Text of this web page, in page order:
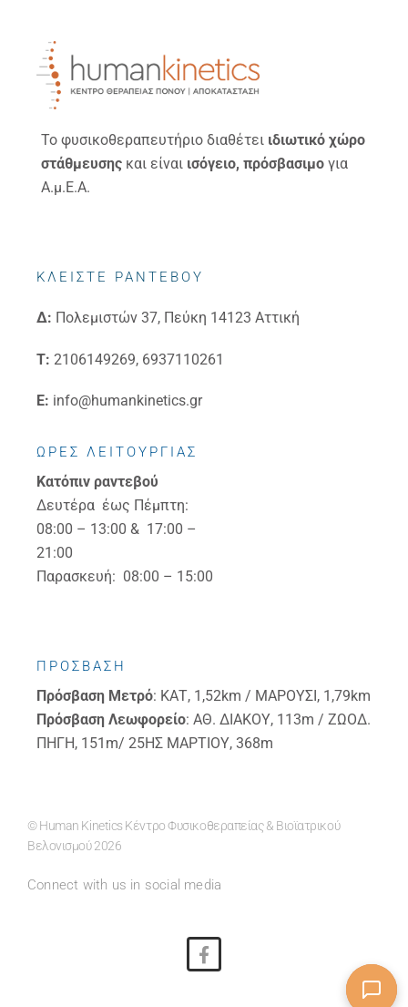
Το φυσικοθεραπευτήριο διαθέτει ιδιωτικό χώρο
στάθμευσης και είναι ισόγειο, πρόσβασιμο για
Α.μ.Ε.Α.
ΚΛΕΙΣΤΕ ΡΑΝΤΕΒΟΥ
Δ: Πολεμιστών 37, Πεύκη 14123 Αττική
Τ: 2106149269, 6937110261
E: info@humankinetics.gr
ΩΡΕΣ ΛΕΙΤΟΥΡΓΙΑΣ
Κατόπιν ραντεβού
Δευτέρα έως Πέμπτη:
08:00 – 13:00 & 17:00 –
21:00
Παρασκευή: 08:00 – 15:00
ΠΡΟΣΒΑΣΗ
Πρόσβαση Μετρό: ΚΑΤ, 1,52km / ΜΑΡΟΥΣΙ, 1,79km
Πρόσβαση Λεωφορείο: ΑΘ. ΔΙΑΚΟΥ, 113m / ΖΩΟΔ.
ΠΗΓΗ, 151m/ 25ΗΣ ΜΑΡΤΙΟΥ, 368m
© Human Kinetics Κέντρο Φυσικοθεραπείας & Βιοϊατρικού
Βελονισμού 2026
Connect with us in social media